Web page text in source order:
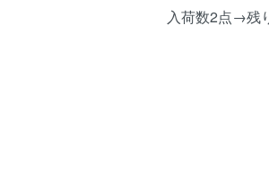
入荷数2点→残